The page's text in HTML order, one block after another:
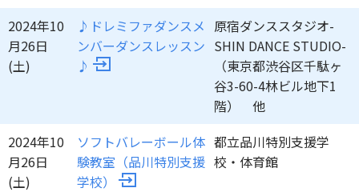
2024年10
月26日
(土)
♪ドレミファダンスメ
ンバーダンスレッスン
♪
原宿ダンススタジオ-
SHIN DANCE STUDIO-
（東京都渋谷区千駄ヶ
谷3-60-4林ビル地下1
階） 他
2024年10
月26日
(土)
ソフトバレーボール体
験教室（品川特別支援
学校）
都立品川特別支援学
校・体育館